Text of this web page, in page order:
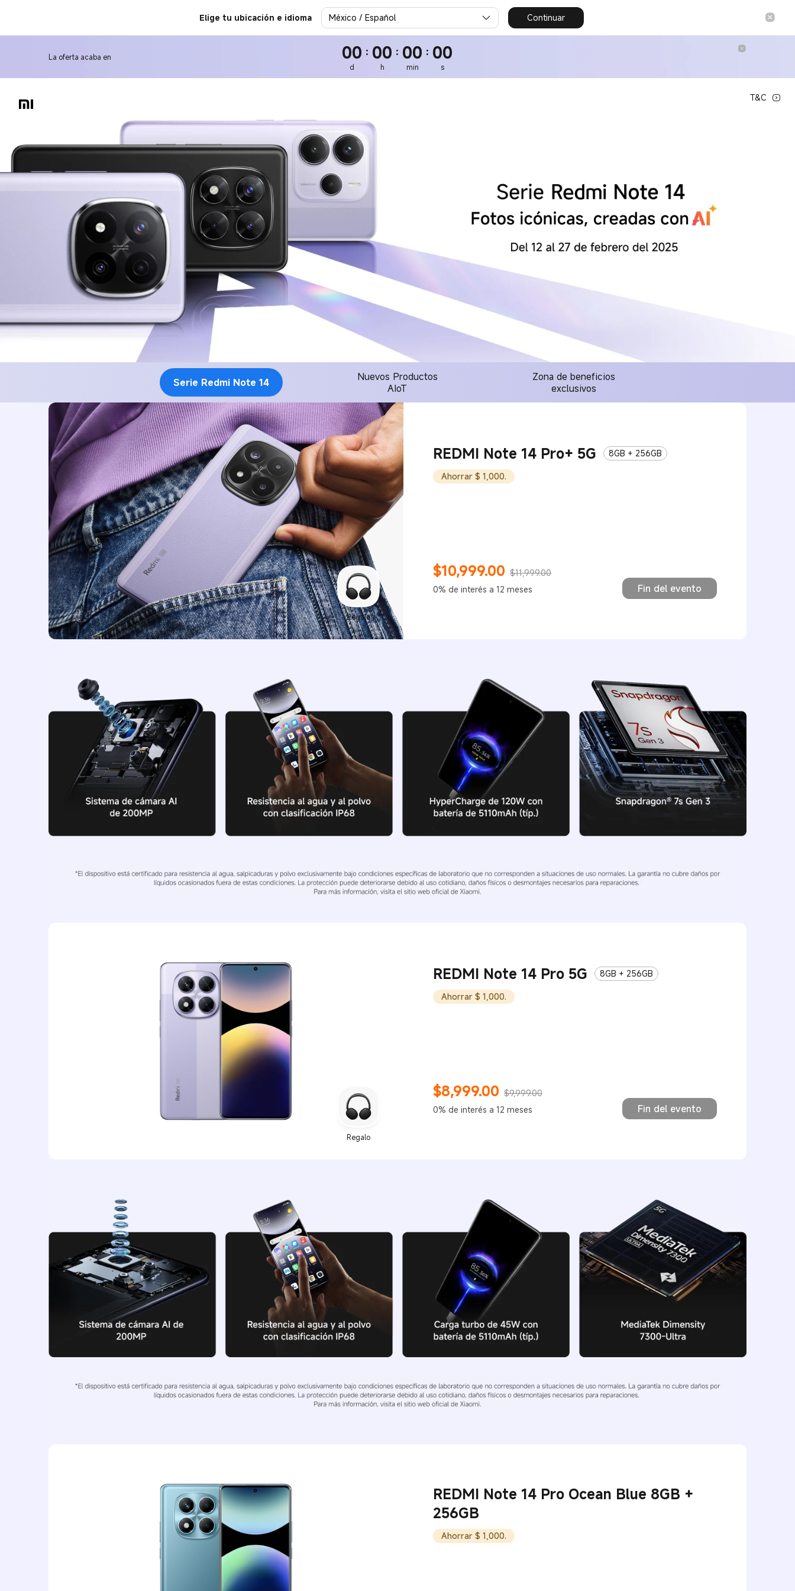
Elige tu ubicación e idioma México / Español Continuar
Serie Redmi Note 14 - Xiaomi México
La oferta acaba en 00
d
: 00
h
: 00
min
: 00
s
T&C
Serie Redmi Note 14
Nuevos Productos
AIoT
Zona de beneficios
exclusivos
Regalo
REDMI Note 14 Pro+ 5G 8GB + 256GB
Ahorrar $ 1,000.
$10,999.00
Current Price $10999
$11,999.00
Precio de comercialización $11,999.00
0% de interés a 12 meses Fin del evento
Regalo
REDMI Note 14 Pro 5G 8GB + 256GB
Ahorrar $ 1,000.
$8,999.00
Current Price $8999
$9,999.00
Precio de comercialización $9,999.00
0% de interés a 12 meses Fin del evento
REDMI Note 14 Pro Ocean Blue 8GB +
256GB
Ahorrar $ 1,000.